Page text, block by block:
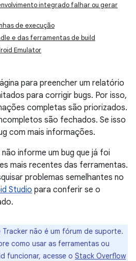
integrado falhar ou gerar
de execução
e das ferramentas de build
Emulator
para preencher um relatório
para corrigir bugs. Por isso,
completas são priorizados.
são fechados. Se isso
com mais informações.
informe um bug que já foi
mais recentes das ferramentas.
problemas semelhantes no
Studio para conferir se o
Tracker não é um fórum de suporte.
como usar as ferramentas ou
funcionar, acesse o Stack Overflow